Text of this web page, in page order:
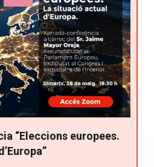
“Eleccions europees.